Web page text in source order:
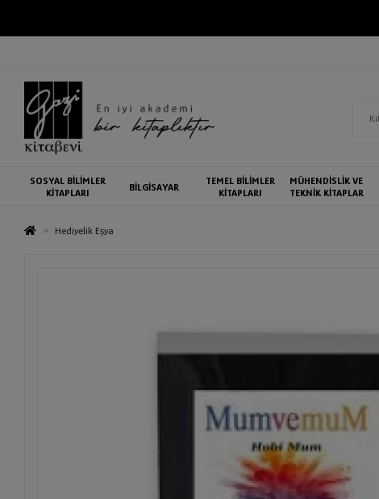
SOSYAL BİLİMLER
KİTAPLARI
BİLGİSAYAR
TEMEL BİLİMLER
KİTAPLARI
MÜHENDİSLİK VE
TEKNİK KİTAPLAR
Hediyelik Eşya